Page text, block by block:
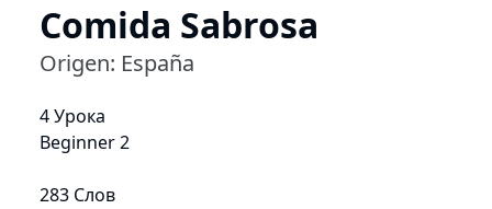
Comida Sabrosa
Origen: España
4 Урока
Beginner 2
283 Слов